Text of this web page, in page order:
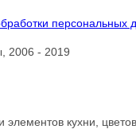
персональных
2006 - 2019
кухни,